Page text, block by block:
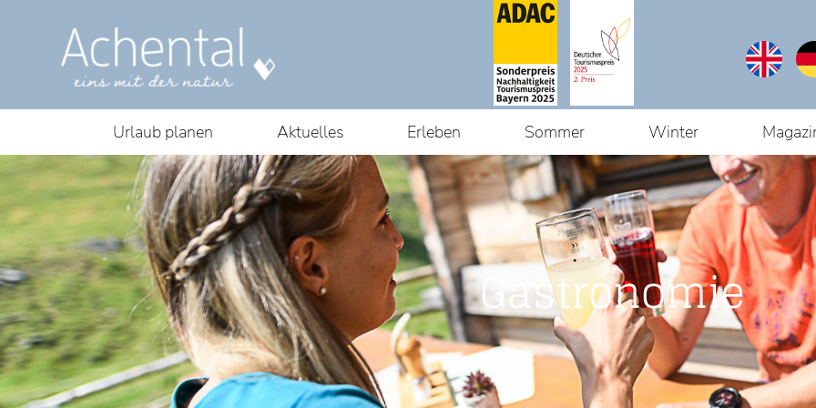
Urlaub planen Aktuelles Erleben Sommer Winter
Gastronomie